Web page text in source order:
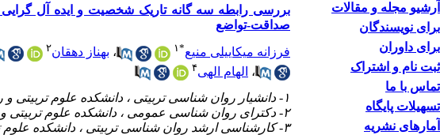
آرشیو مجله و مقالات
برای نویسندگان
برای داوران
ثبت نام و اشتراک
تماس با ما
تسهیلات پایگاه
آمارهای نشریه
بررسی رابطه سه گانه تاریک شخصیت و ایده آل گرایی
صداقت-تواضع
فرزانه میکاییلی منیع*۱ ، بهناز دهقان۲
، الهام الهی۴
۱- دانشیار روان شناسی تربیتی ، دانشکده علوم تربیتی و روانشناسی ، دانشگاه ارومیه ،
۲- دکترای روان شناسی عمومی ، دانشکده علوم تربیتی و روانشناسی ، دانشگاه ارومیه
۳- کارشناسی ارشد روان شناسی تربیتی ، دانشکده علوم تربیتی و روان شناسی ، دانشگاه ارومیه